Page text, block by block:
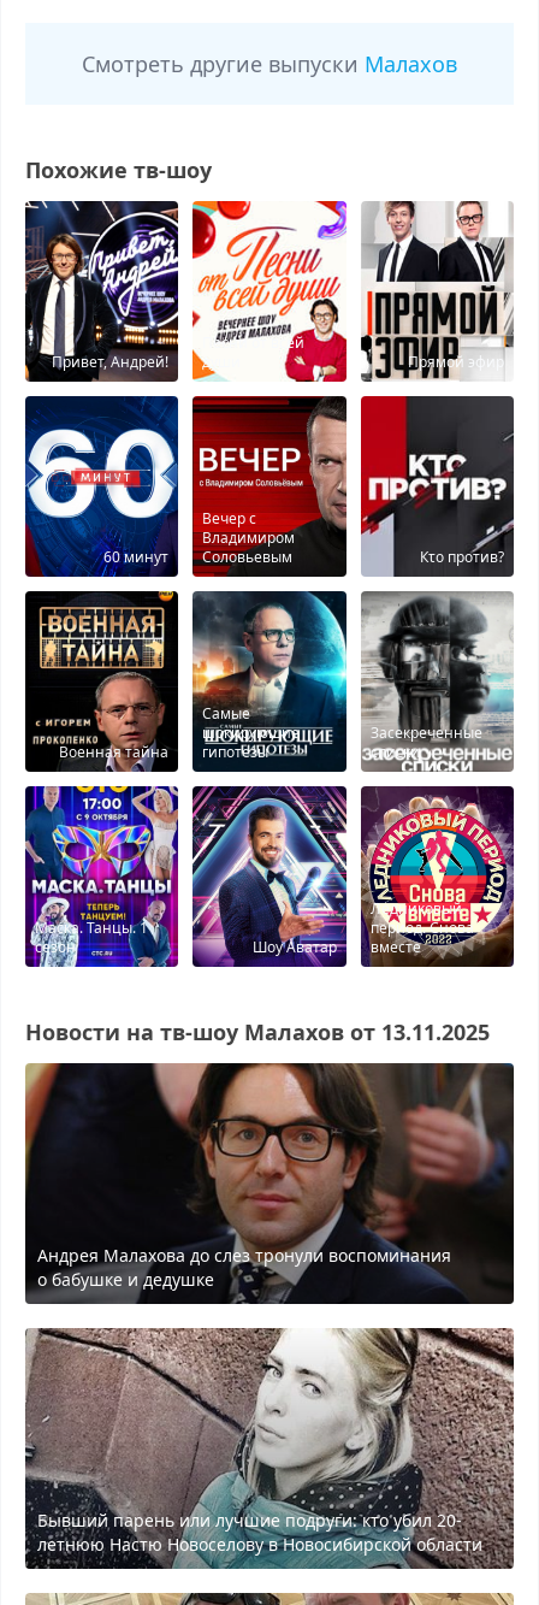
Смотреть другие выпуски Малахов
Похожие тв-шоу
Привет, Андрей!
Песни от всей
души
Прямой эфир
60 минут
Вечер с
Владимиром
Соловьевым
Кτо против?
Военная тайна
Самые
шокирующие
гипотезы
Засекреченные
списки
Маска. Танцы. 1
сезон
Шоу Аватар
Ледниковый
период. Снова
вместе
Новости на тв-шоу Малахов от 13.11.2025
Андрея Малахова до слез тронули воспоминания
о бабушке и дедушке
Бывший парень или лучшие подруги: кто убил 20-
летнюю Настю Новоселову в Новосибирской области